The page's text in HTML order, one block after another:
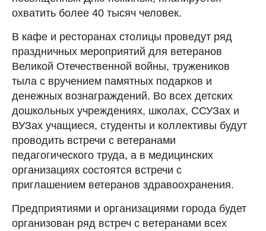
охватить более 40 тысяч человек.
В кафе и ресторанах столицы проведут ряд
праздничных мероприятий для ветеранов
Великой Отечественной войны, тружеников
тыла с вручением памятных подарков и
денежных вознаграждений. Во всех детских
дошкольных учреждениях, школах, ССУЗах и
ВУЗах учащиеся, студенты и коллективы будут
проводить встречи с ветеранами
педагогического труда, а в медицинских
организациях состоятся встречи с
приглашением ветеранов здравоохранения.
Предприятиями и организациями города будет
организован ряд встреч с ветеранами всех